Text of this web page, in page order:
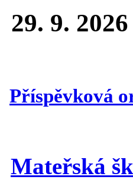
29. 9. 2026
Příspěvková
Mateřská